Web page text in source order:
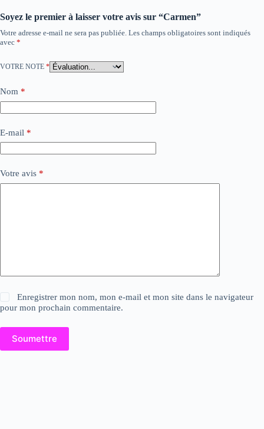
Soyez le premier à laisser votre avis sur “Carmen”
Votre adresse e-mail ne sera pas publiée. Les champs obligatoires sont indiqués
avec *
VOTRE NOTE *
Nom *
E-mail *
Votre avis *
Enregistrer mon nom, mon e-mail et mon site dans le navigateur
pour mon prochain commentaire.
Soumettre